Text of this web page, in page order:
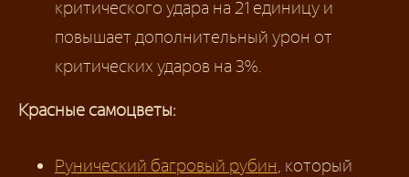
критического удара на 21 единицу и
повышает дополнительный урон от
критических ударов на 3%.
Красные самоцветы:
Рунический багровый рубин, который